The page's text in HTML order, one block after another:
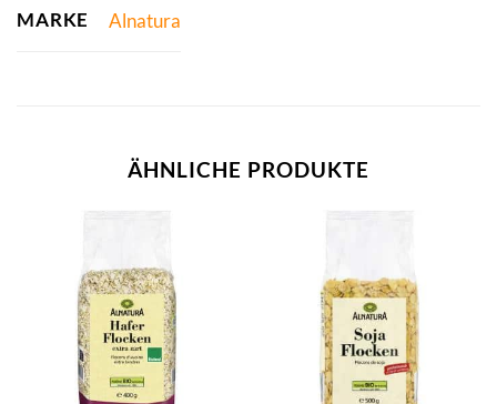
MARKE Alnatura
ÄHNLICHE PRODUKTE